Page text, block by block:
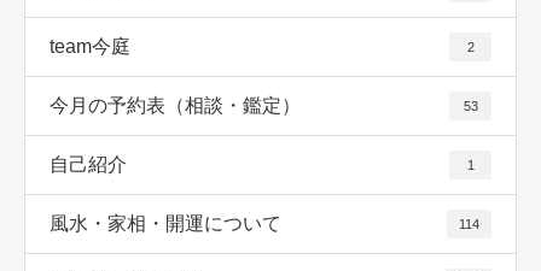
team今庭 2
今月の予約表（相談・鑑定） 53
自己紹介 1
風水・家相・開運について 114